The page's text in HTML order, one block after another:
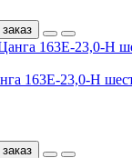
163E-23,0-H